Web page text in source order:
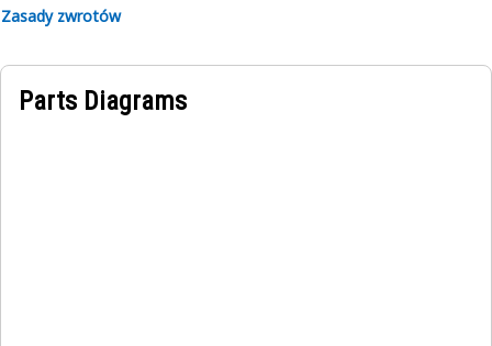
Zasady zwrotów
Parts Diagrams